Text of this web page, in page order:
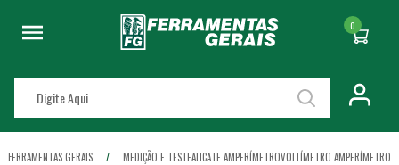
0
FERRAMENTAS GERAIS MEDIÇÃO E TESTEALICATE AMPERÍMETROVOLTÍMETRO AMPERÍMETRO